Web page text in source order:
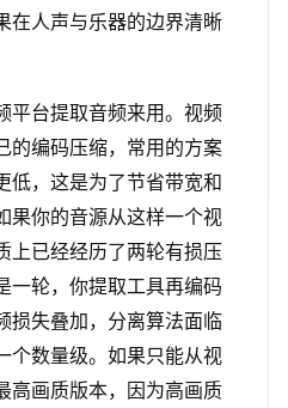
在人声与乐器的边界清晰
平台提取音频来用。视频
的编码压缩，常用的方案
低，这是为了节省带宽和
果你的音源从这样一个视
上已经经历了两轮有损压
轮，你提取工具再编码
损失叠加，分离算法面临
个数量级。如果只能从视
高画质版本，因为高画质